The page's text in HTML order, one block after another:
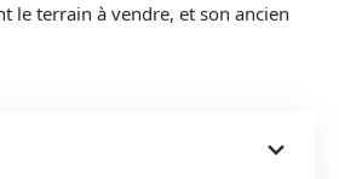
le terrain à vendre, et son ancien